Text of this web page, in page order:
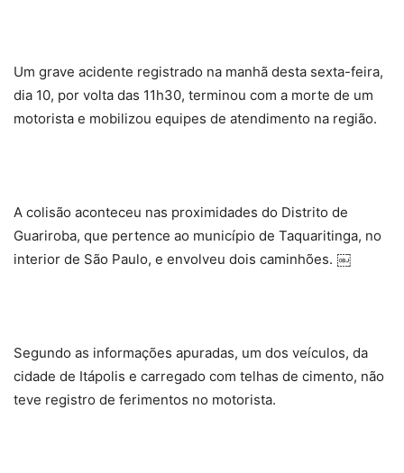
Um grave acidente registrado na manhã desta sexta-feira,
dia 10, por volta das 11h30, terminou com a morte de um
motorista e mobilizou equipes de atendimento na região.
A colisão aconteceu nas proximidades do Distrito de
Guariroba, que pertence ao município de Taquaritinga, no
interior de São Paulo, e envolveu dois caminhões. ￼
Segundo as informações apuradas, um dos veículos, da
cidade de Itápolis e carregado com telhas de cimento, não
teve registro de ferimentos no motorista.